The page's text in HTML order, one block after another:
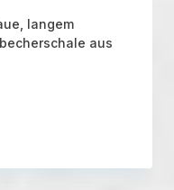
langem
aus